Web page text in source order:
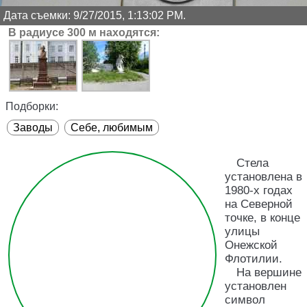
Дата съемки: 9/27/2015, 1:13:02 PM.
В радиусе 300 м находятся:
Подборки:
Заводы
Себе, любимым
Стела
установлена в
1980-х годах
на Северной
точке, в конце
улицы
Онежской
Флотилии.
На вершине
установлен
символ